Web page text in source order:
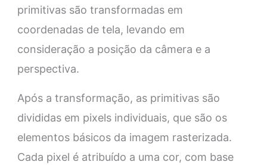
primitivas são transformadas em
coordenadas de tela, levando em
consideração a posição da câmera e a
perspectiva.
Após a transformação, as primitivas são
divididas em pixels individuais, que são os
elementos básicos da imagem rasterizada.
Cada pixel é atribuído a uma cor, com base